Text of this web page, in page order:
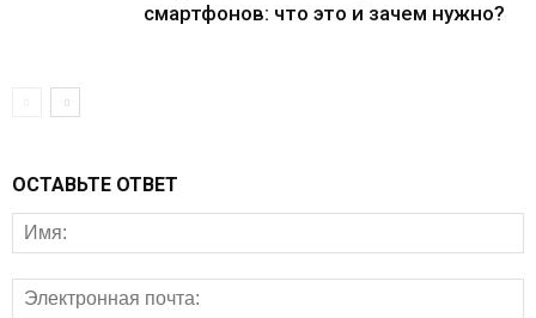
смартфонов: что это и зачем нужно?
ОСТАВЬТЕ ОТВЕТ